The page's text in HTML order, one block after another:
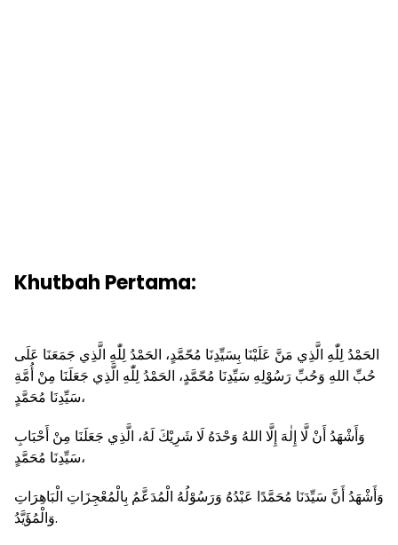
Khutbah Pertama:
الحَمْدُ لِلّٰهِ الَّذِي مَنَّ عَلَيْنَا بِسَيِّدِنَا مُحّمَّدٍ، الحَمْدُ لِلّٰهِ الَّذِي جَمَعَنَا عَلَى
حُبِّ اللهِ وَحُبِّ رَسُوْلِهِ سَيِّدِنَا مُحّمَّدٍ، الحَمْدُ لِلّٰهِ الَّذِي جَعَلَنَا مِنْ أُمَّةِ
سَيِّدِنَا مُحَمَّدٍ،
وَأَشْهَدُ أَنْ لَّا إِلٰهَ إِلَّا اللهُ وَحْدَهُ لَا شَرِيْكَ لَهُ، الَّذِي جَعَلَنَا مِنْ أَحْبَابِ
سَيِّدِنَا مُحَمَّدٍ،
وَأَشْهَدُ أَنَّ سَيِّدَنَا مُحَمَّدًا عَبْدُهُ وَرَسُوْلُهُ الْمُدَعَّمُ بِالْمُعْجِزَاتِ الْبَاهِرَاتِ
وَالْمُؤَيَّدُ.